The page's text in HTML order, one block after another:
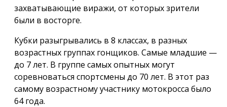
захватывающие виражи, от которых зрители
были в восторге.
Кубки разыгрывались в 8 классах, в разных
возрастных группах гонщиков. Самые младшие —
до 7 лет. В группе самых опытных могут
соревноваться спортсмены до 70 лет. В этот раз
самому возрастному участнику мотокросса было
64 года.